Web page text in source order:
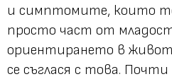
и симптомите, които
просто част от
ориентирането в
се съглася с това.